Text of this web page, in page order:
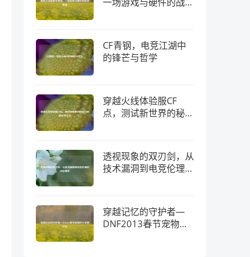
CF青钢，电竞江湖中
的锋芒与哲学
穿越火线体验服CF
点，测试新世界的秘钥
透视现象的双刃剑，从
技术漏洞到电竞伦理的
穿越记忆的守护者—
DNF2013春节宠物的